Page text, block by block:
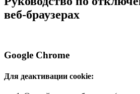
веб-браузерах
Google Chrome
Для деактивации cookie: